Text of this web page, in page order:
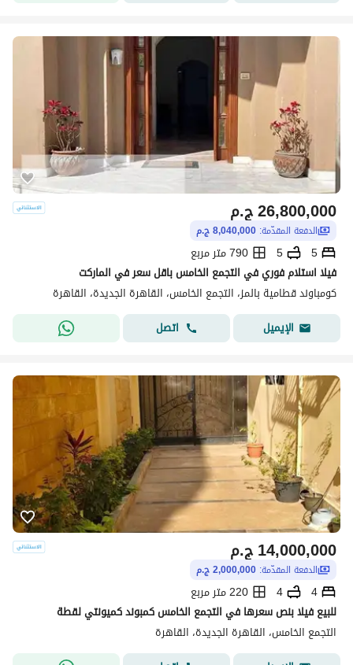
ج.م26,800,000
الدفعة المقدّمة: 8,040,000 ج.م
5
5
790 متر مربع
فيلا استلام فوري في التجمع الخامس باقل سعر في الماركت
كومباوند قطامية بالمز، التجمع الخامس، القاهرة الجديدة، القاهرة
الإيميل
اتصل
ج.م14,000,000
الدفعة المقدّمة: 2,000,000 ج.م
4
4
220 متر مربع
للبيع فيلا بنص سعرها في التجمع الخامس كمبوند كميونتي لقطة
التجمع الخامس، القاهرة الجديدة، القاهرة